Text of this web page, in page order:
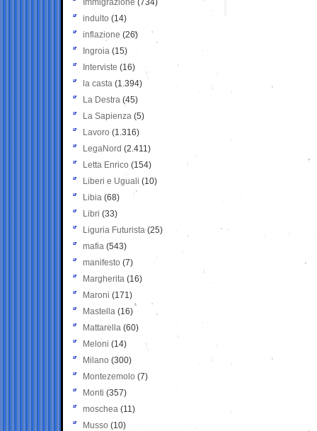
Immigrazione (734)
indulto (14)
inflazione (26)
Ingroia (15)
Interviste (16)
la casta (1.394)
La Destra (45)
La Sapienza (5)
Lavoro (1.316)
LegaNord (2.411)
Letta Enrico (154)
Liberi e Uguali (10)
Libia (68)
Libri (33)
Liguria Futurista (25)
mafia (543)
manifesto (7)
Margherita (16)
Maroni (171)
Mastella (16)
Mattarella (60)
Meloni (14)
Milano (300)
Montezemolo (7)
Monti (357)
moschea (11)
Musso (10)